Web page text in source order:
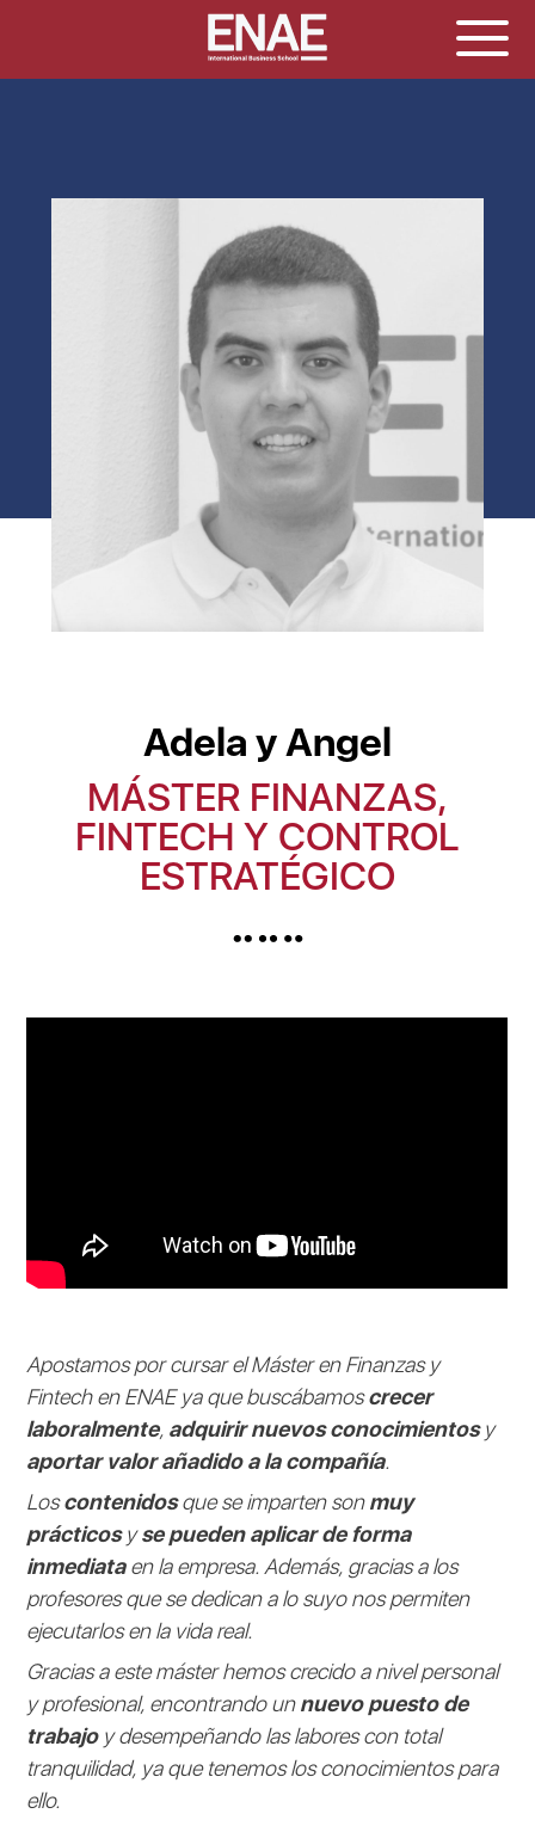
Adela y Angel
MÁSTER FINANZAS,
FINTECH Y CONTROL
ESTRATÉGICO
Apostamos por cursar el Máster en Finanzas y
Fintech en ENAE ya que buscábamoscrecer
laboralmente, adquirir nuevos conocimientosy
aportar valor añadido a la compañía.
Loscontenidosque se imparten sonmuy
prácticosyse pueden aplicar de forma
inmediataen la empresa. Además, gracias a los
profesores que se dedican a lo suyo nos permiten
ejecutarlos en la vida real.
Gracias a este máster hemos crecido a nivel personal
y profesional, encontrando unnuevo puesto de
trabajoy desempeñando las labores con total
tranquilidad, ya que tenemos los conocimientos para
ello.